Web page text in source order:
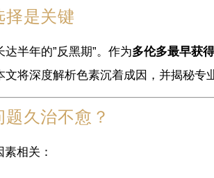
择是关键
半年的”反黑期”。作为多伦多最早获
将深度解析色素沉着成因，并揭秘专
久治不愈？
相关：